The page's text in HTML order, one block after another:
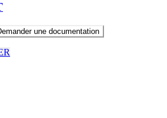
une documentation